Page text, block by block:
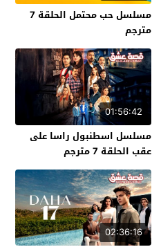
مسلسل حب محتمل الحلقة 7
مترجم
01:56:42
مسلسل اسطنبول راسا على
عقب الحلقة 7 مترجم
02:36:16